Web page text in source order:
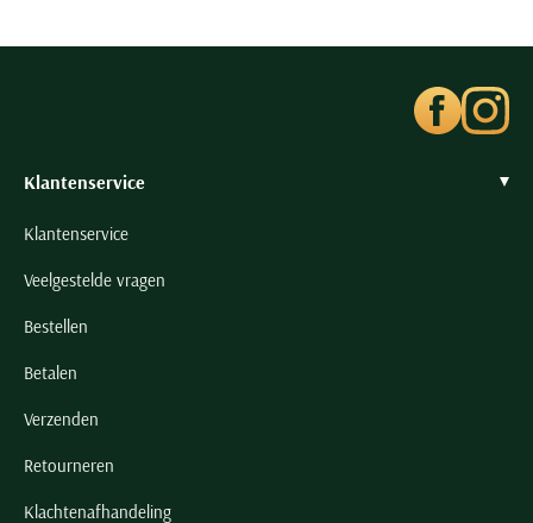
Klantenservice
Klantenservice
Veelgestelde vragen
Bestellen
Betalen
Verzenden
Retourneren
Klachtenafhandeling